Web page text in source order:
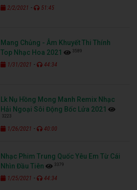
2/2/2021 - 51:45
Mang Chủng - Âm Khuyết Thi Thính
Top Nhạc Hoa 2021
3589
1/31/2021 - 44:34
Lk Nụ Hồng Mong Manh Remix Nhạc
Hải Ngoại Sôi Động Bốc Lửa 2021
3223
1/26/2021 - 40:00
Nhạc Phim Trung Quốc Yêu Em Từ Cái
Nhìn Đầu Tiên
3379
1/25/2021 - 44:34